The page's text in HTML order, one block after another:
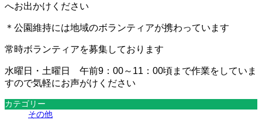
へお出かけください
＊公園維持には地域のボランティアが携わっています
常時ボランティアを募集しております
水曜日・土曜日 午前9：00～11：00頃まで作業をしていま
すので気軽にお声がけください
カテゴリー
その他